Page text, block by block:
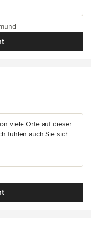
5 Sternen
viele Orte auf dieser
fühlen auch Sie sich